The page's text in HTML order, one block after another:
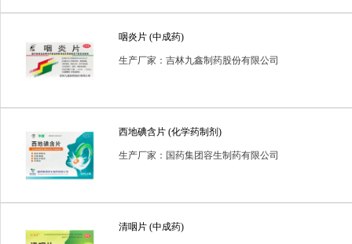
咽炎片 (中成药)
生产厂家：吉林九鑫制药股份有限公司
西地碘含片 (化学药制剂)
生产厂家：国药集团容生制药有限公司
清咽片 (中成药)